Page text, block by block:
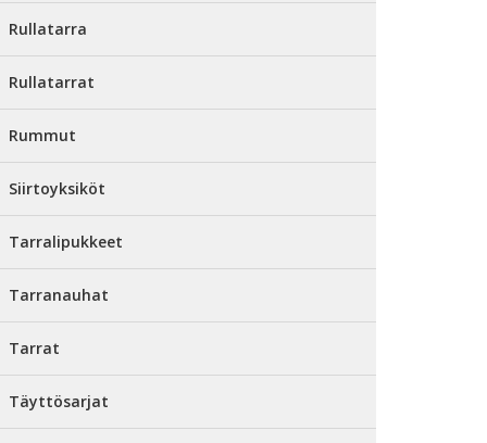
Rullatarra
Rullatarrat
Rummut
Siirtoyksiköt
Tarralipukkeet
Tarranauhat
Tarrat
Täyttösarjat